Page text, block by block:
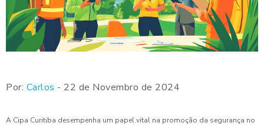
Por: Carlos - 22 de Novembro de 2024
A Cipa Curitiba desempenha um papel vital na promoção da segurança no